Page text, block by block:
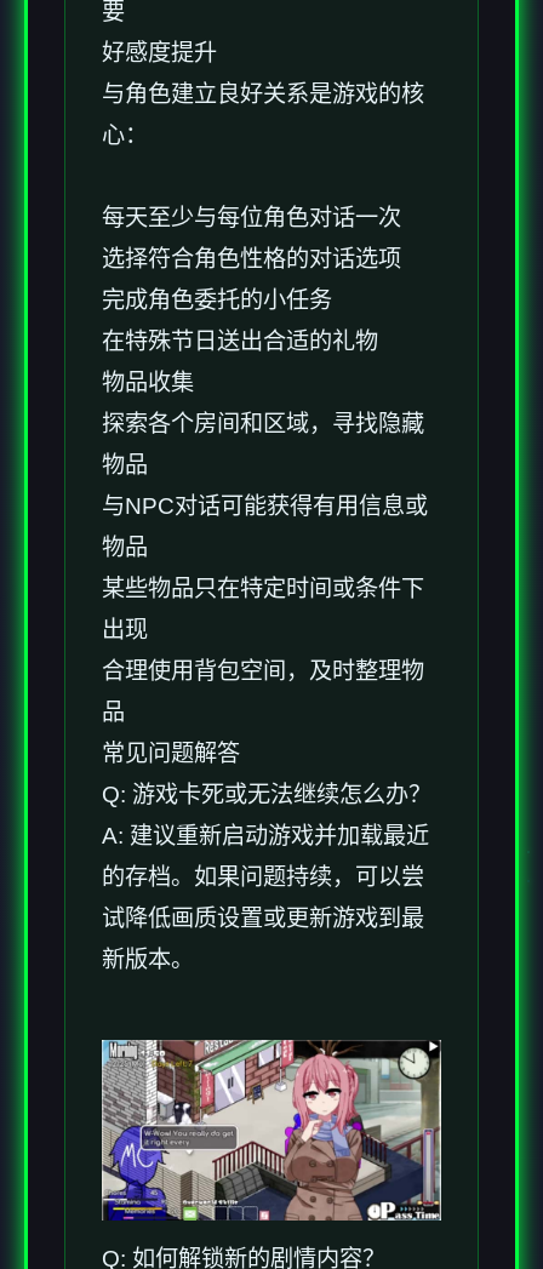
要
好感度提升
与角色建立良好关系是游戏的核
心：
每天至少与每位角色对话一次
选择符合角色性格的对话选项
完成角色委托的小任务
在特殊节日送出合适的礼物
物品收集
探索各个房间和区域，寻找隐藏
物品
与NPC对话可能获得有用信息或
物品
某些物品只在特定时间或条件下
出现
合理使用背包空间，及时整理物
品
常见问题解答
Q: 游戏卡死或无法继续怎么办？
A: 建议重新启动游戏并加载最近
的存档。如果问题持续，可以尝
试降低画质设置或更新游戏到最
新版本。
Q: 如何解锁新的剧情内容？